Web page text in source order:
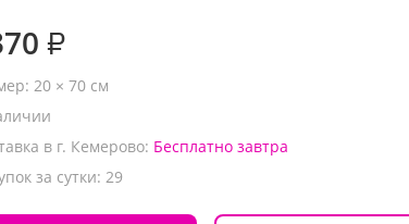
₽
20 × 70 см
в г. Кемерово: Бесплатно завтра
за сутки: 29